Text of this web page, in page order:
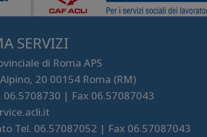
SERVIZI
di Roma APS
20 00154 Roma (RM)
06.5708730 | Fax 06.57087043
Tel. 06.57087052 | Fax 06.57087043